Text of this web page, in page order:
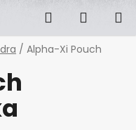
Hledat
KOŠÍK
/ Alpha-Xi Pouch